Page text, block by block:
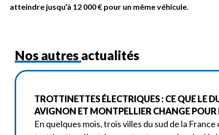
atteindre jusqu’à 12 000 € pour un même véhicule.
Nos autres actualités
TROTTINETTES ÉLECTRIQUES : CE QUE LE
AVIGNON ET MONTPELLIER CHANGE POUR
En quelques mois, trois villes du sud de la